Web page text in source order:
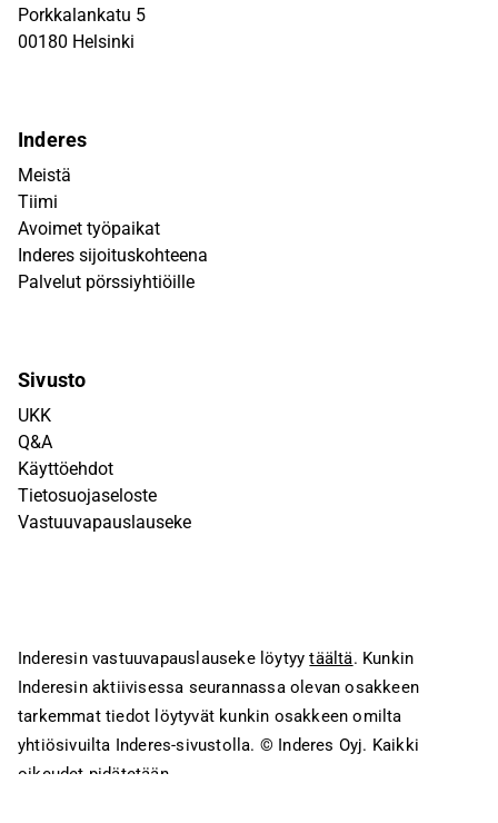
Porkkalankatu 5
00180 Helsinki
Inderes
Meistä
Tiimi
Avoimet työpaikat
Inderes sijoituskohteena
Palvelut pörssiyhtiöille
Sivusto
UKK
Q&A
Käyttöehdot
Tietosuojaseloste
Vastuuvapauslauseke
Inderesin vastuuvapauslauseke löytyytäältä. Kunkin
Inderesin aktiivisessa seurannassa olevan osakkeen
tarkemmat tiedot löytyvät kunkin osakkeen omilta
yhtiösivuilta Inderes-sivustolla. © Inderes Oyj. Kaikki
oikeudet pidätetään.